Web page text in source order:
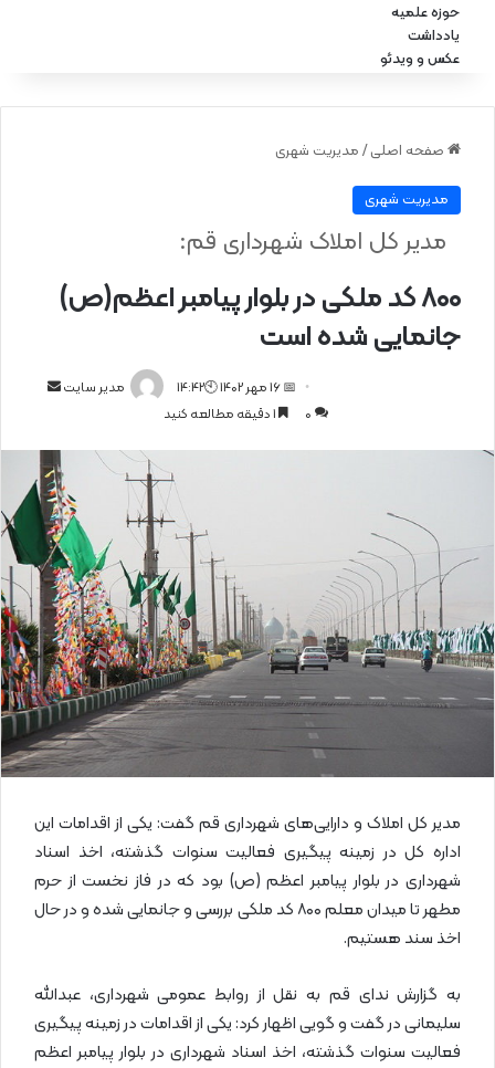
حوزه علمیه
یادداشت
عکس و ویدئو
صفحه اصلی / مدیریت شهری
مدیریت شهری
۸۰۰ کد ملکی در بلوار پیامبر اعظم(ص)
جانمایی شده است
مدیر کل املاک شهرداری قم:
مدیر سایت
ا
ل
ا
ی
م
ل
📅 16 مهر 1402 🕙14:42
0
مدیر کل املاک و دارایی‌های شهرداری قم گفت: یکی از اقدامات این
اداره کل در زمینه پیگیری فعالیت سنوات گذشته، اخذ اسناد
شهرداری در بلوار پیامبر اعظم (ص) بود که در فاز نخست از حرم
مطهر تا میدان معلم ۸۰۰ کد ملکی بررسی و جانمایی شده و در حال
اخذ سند هستیم.
به گزارش ندای قم به نقل از روابط عمومی شهرداری، عبدالله
سلیمانی در گفت و گویی اظهار کرد: یکی از اقدامات در زمینه پیگیری
فعالیت سنوات گذشته، اخذ اسناد شهرداری در بلوار پیامبر اعظم